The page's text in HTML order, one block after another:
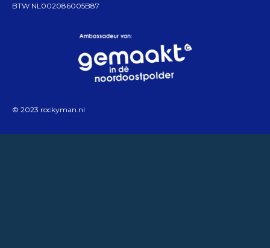
BTW NL002086005B87
© 2023 rockyman.nl